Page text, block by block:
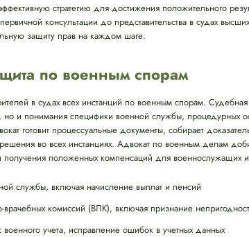
стратегию для достижения положительного
консультации до представительства в судах
защиту прав на каждом шаге.
по военным спорам
в судах всех инстанций по военным спорам.
но и понимания специфики военной службы, процедурных
готовит процессуальные документы, собирает
во всех инстанциях. Адвокат по военным делам
положенных компенсаций для военнослужащих
службы, включая начисление выплат и пенсий
комиссий (ВЛК), включая признание
учета, исправление ошибок в учетных данных